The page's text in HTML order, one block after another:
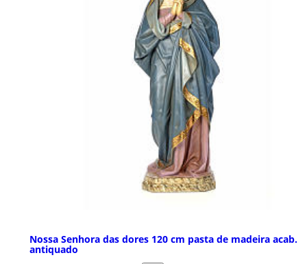
Nossa Senhora das dores 120 cm pasta de madeira acab.
antiquado